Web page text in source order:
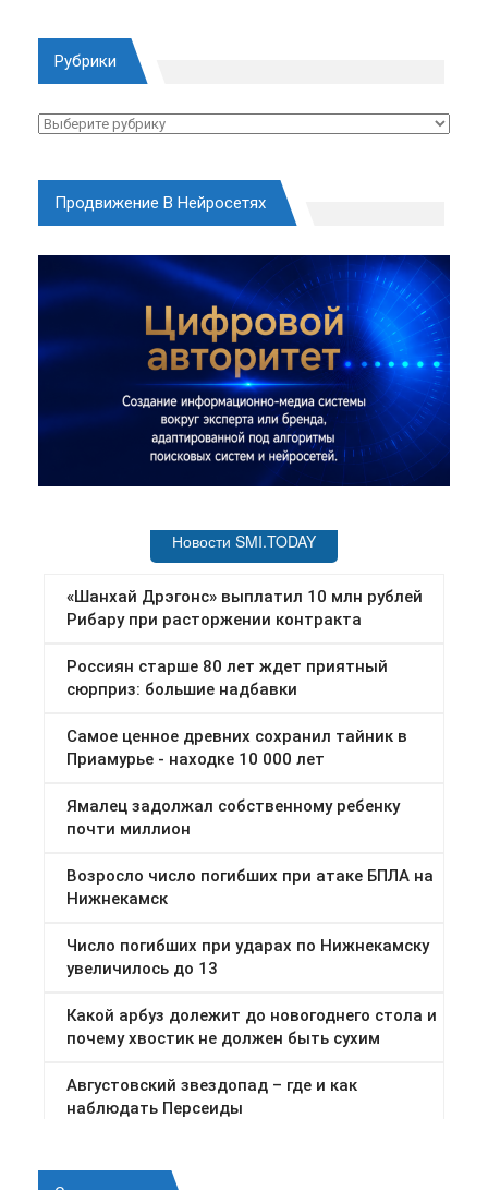
Рубрики
Рубрики
Продвижение В Нейросетях